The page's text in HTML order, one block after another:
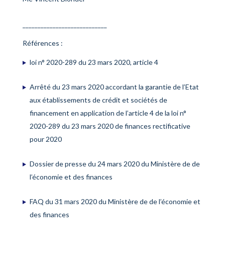
Références :
loi n° 2020-289 du 23 mars 2020, article 4
Arrêté du 23 mars 2020 accordant la garantie de l’Etat
aux établissements de crédit et sociétés de
financement en application de l’article 4 de la loi n°
2020-289 du 23 mars 2020 de finances rectificative
pour 2020
Dossier de presse du 24 mars 2020 du Ministère de de
l’économie et des finances
FAQ du 31 mars 2020 du Ministère de de l’économie et
des finances